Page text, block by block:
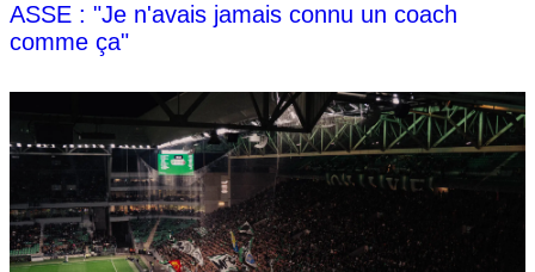
ASSE : "Je n'avais jamais connu un coach
comme ça"